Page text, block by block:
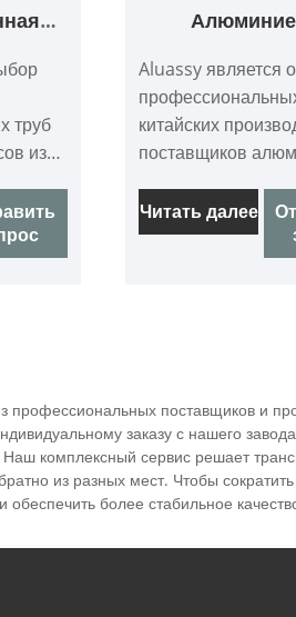
труб
из
лестничная
Aluassy является
китайских
поставщиков
труб. Если вы
алюминиевую
телескопическую
Читать далее
профессиональных поставщиков и
заказу с нашего
комплексный сервис решает
из разных мест. Чтобы
обеспечить более стабильное